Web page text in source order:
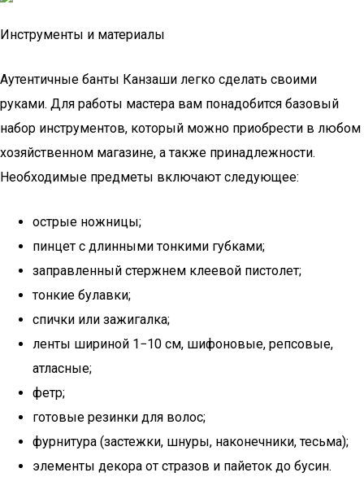
Инструменты и материалы
Аутентичные банты Канзаши легко сделать своими
руками. Для работы мастера вам понадобится базовый
набор инструментов, который можно приобрести в любом
хозяйственном магазине, а также принадлежности.
Необходимые предметы включают следующее:
острые ножницы;
пинцет с длинными тонкими губками;
заправленный стержнем клеевой пистолет;
тонкие булавки;
спички или зажигалка;
ленты шириной 1−10 см, шифоновые, репсовые,
атласные;
фетр;
готовые резинки для волос;
фурнитура (застежки, шнуры, наконечники, тесьма);
элементы декора от стразов и пайеток до бусин.